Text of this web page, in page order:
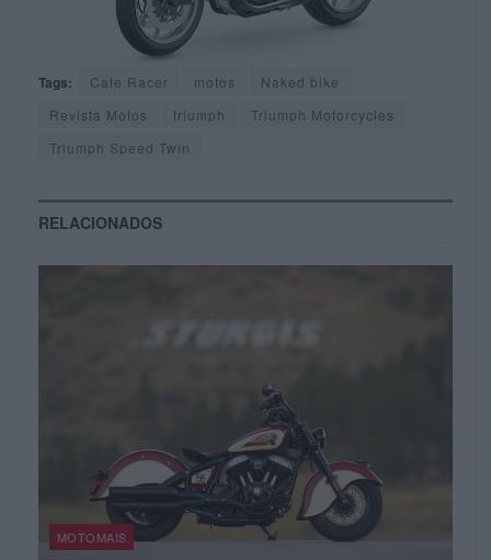
Tags: Cafe Racer motos
Naked bike
Revista Motos
triumph
Triumph Motorcycles
Triumph Speed Twin
RELACIONADOS
MOTOMAIS